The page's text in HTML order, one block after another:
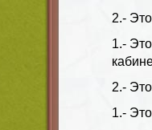
2.-
1.-
2.-
1.-